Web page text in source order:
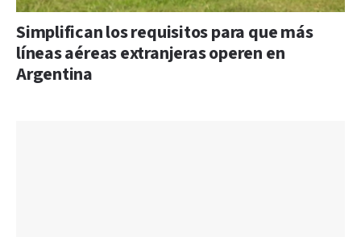
Simplifican los requisitos para que más
líneas aéreas extranjeras operen en
Argentina